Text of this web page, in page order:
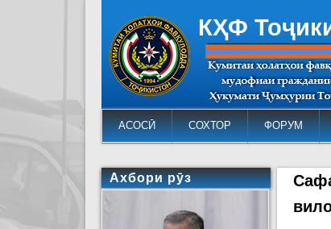
КҲФ
АСОСӢ СОХТОР ФОРУМ
Ахбори рӯз